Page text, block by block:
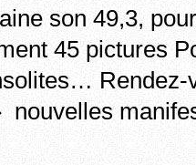
son 49,3,
45 pictures
Rendez-
nouvelles